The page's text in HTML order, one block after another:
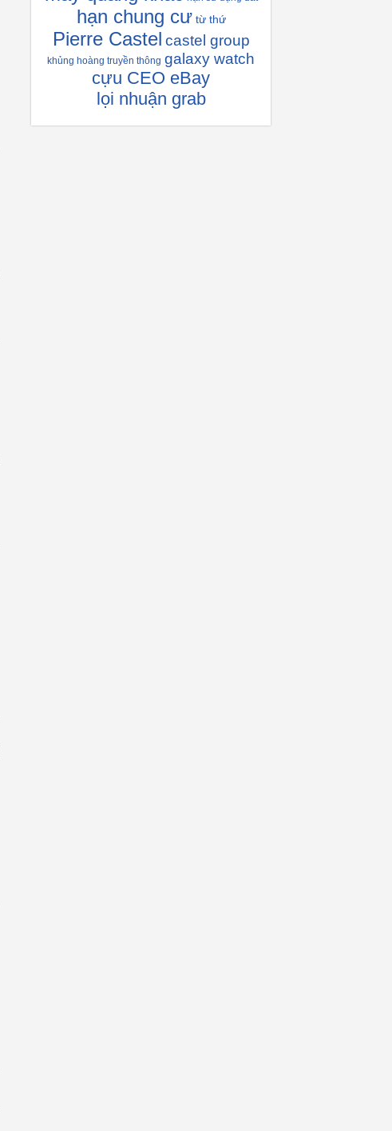
hạn chung cư từ thứ
Pierre Castel castel group
khủng hoàng truyền thông galaxy watch
cựu CEO eBay
lọi nhuận grab